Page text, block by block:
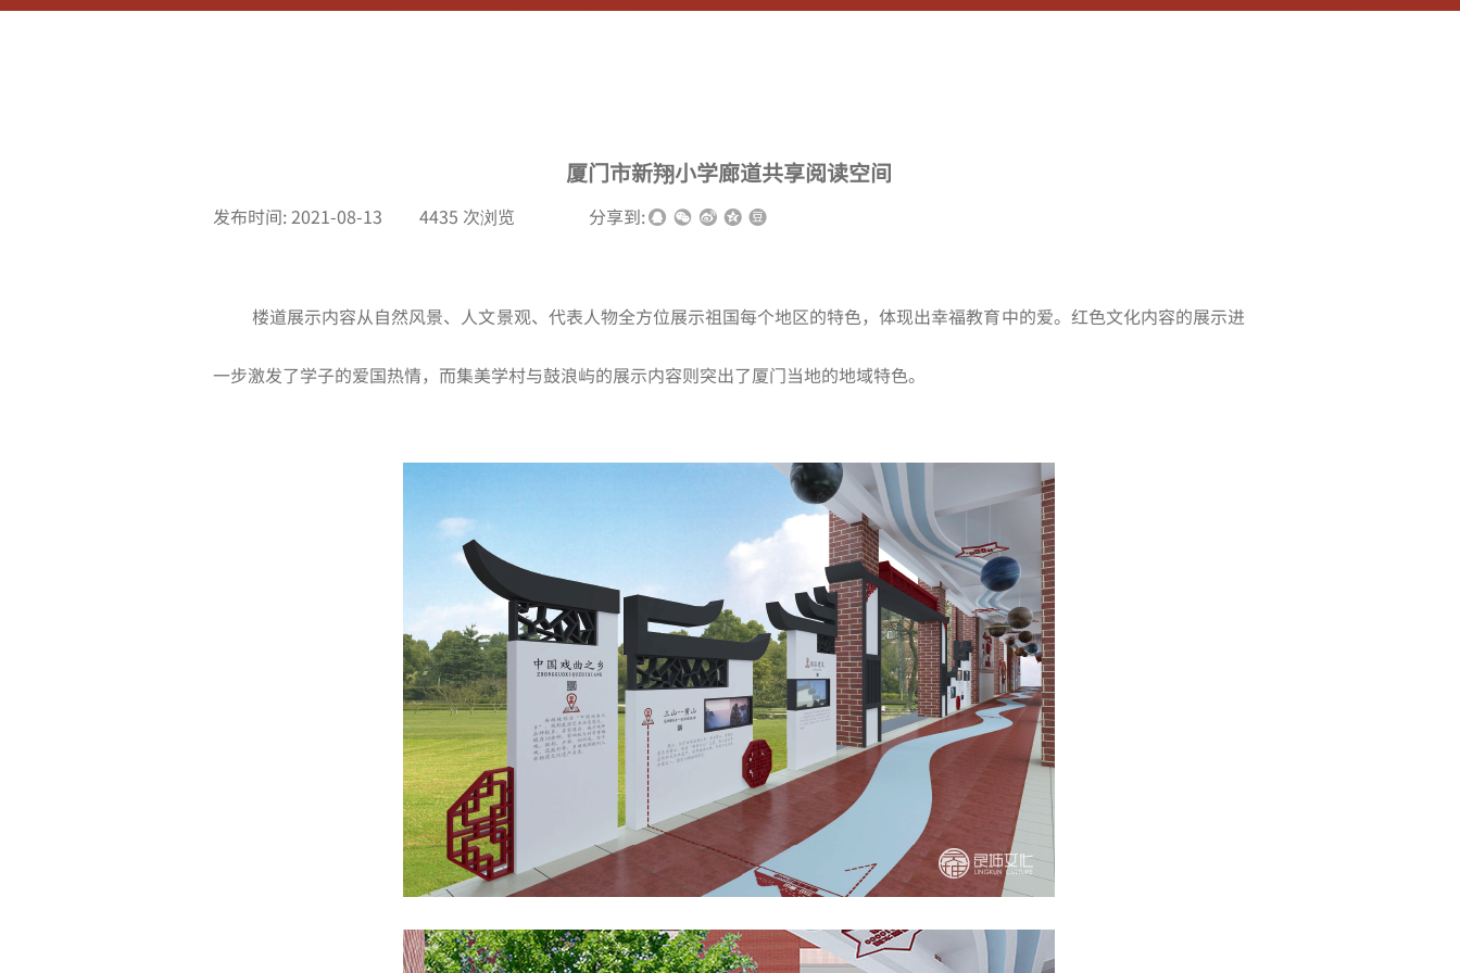
厦门市新翔小学廊道共享阅读空间
发布时间:2021-08-13 4435 次浏览 分享到:
楼道展示内容从自然风景、人文景观、代表人物全方位展示祖国每个地区的特色，体现出幸福教育中的爱。红色文化内容的展示进
一步激发了学子的爱国热情，而集美学村与鼓浪屿的展示内容则突出了厦门当地的地域特色。